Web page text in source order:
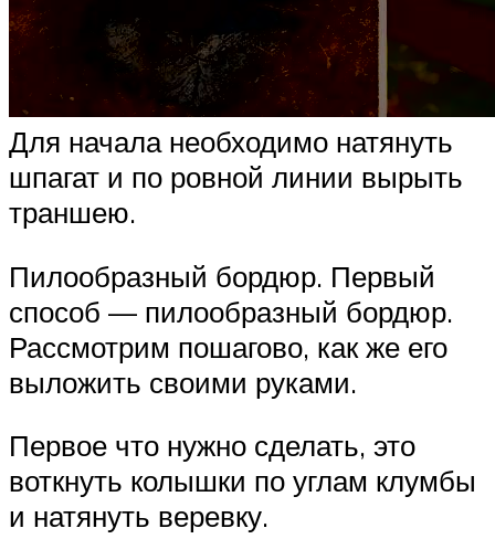
Для начала необходимо натянуть
шпагат и по ровной линии вырыть
траншею.
Пилообразный бордюр. Первый
способ — пилообразный бордюр.
Рассмотрим пошагово, как же его
выложить своими руками.
Первое что нужно сделать, это
воткнуть колышки по углам клумбы
и натянуть веревку.